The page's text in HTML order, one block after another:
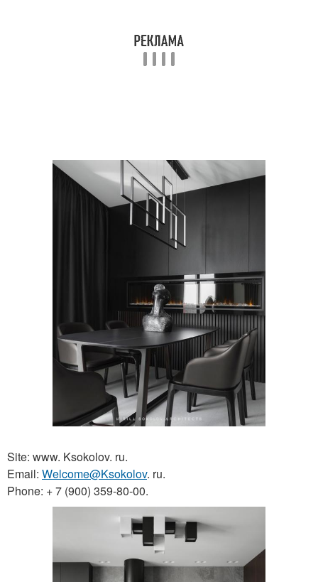
Site: www. Ksokolov. ru.
Email: Welcome@Ksokolov. ru.
Phone: + 7 (900) 359-80-00.